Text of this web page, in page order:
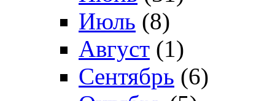
Июль (8)
Август (1)
Сентябрь (6)